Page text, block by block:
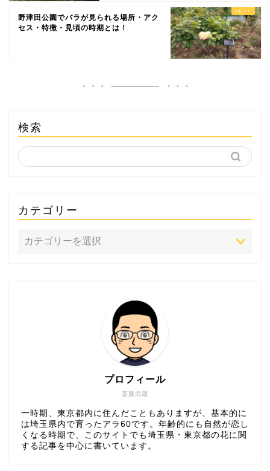
野津田公園でバラが見られる場所・アク
セス・特徴・見頃の時期とは！
検索
カテゴリー
斎藤武蔵
プロフィール
一時期、東京都内に住んだこともありますが、基本的に
は埼玉県内で育ったアラ60です。年齢的にも自然が恋し
くなる時期で、このサイトでも埼玉県・東京都の花に関
する記事を中心に書いています。